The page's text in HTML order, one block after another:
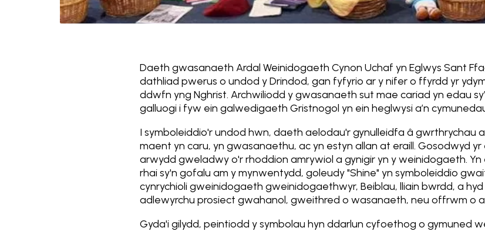
Daeth gwasanaeth Ardal Weinidogaeth Cynon Uchaf yn Eglwys Sant
dathliad pwerus o undod y Drindod, gan fyfyrio ar y nifer o ffyrdd yr
ddwfn yng Nghrist. Archwiliodd y gwasanaeth sut mae cariad yn edau
galluogi i fyw ein galwedigaeth Gristnogol yn ein heglwysi a’n
I symboleiddio'r undod hwn, daeth aelodau'r gynulleidfa â gwrthrychau
maent yn caru, yn gwasanaethu, ac yn estyn allan at eraill. Gosodwyd
arwydd gweladwy o'r rhoddion amrywiol a gynigir yn y weinidogaeth.
rhai sy'n gofalu am y mynwentydd, goleudy "Shine" yn symboleiddio
cynrychioli gweinidogaeth gweinidogaethwyr, Beiblau, lliain bwrdd, a
adlewyrchu prosiect gwahanol, gweithred o wasanaeth, neu offrwm o
Gyda'i gilydd, peintiodd y symbolau hyn ddarlun cyfoethog o gymuned